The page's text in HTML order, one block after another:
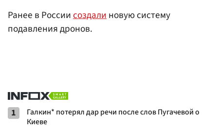
Ранее в Россиисоздалиновую систему
подавления дронов.
1
Галкин* потерял дар речи после слов Пугачевой о
Киеве